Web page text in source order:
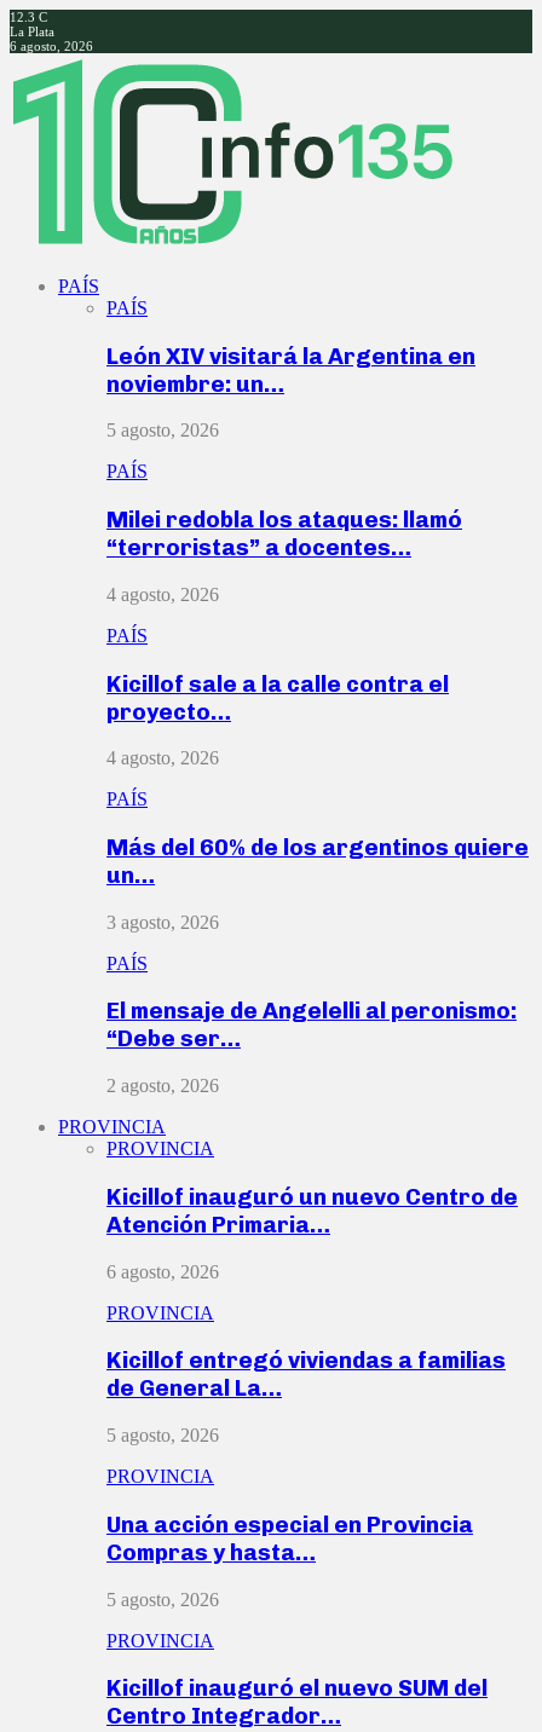
12.3 C
La Plata
6 agosto, 2026
Facebook
Twitter
Instagram
Youtube
PAÍS
PAÍS
León XIV visitará la Argentina en
noviembre: un…
5 agosto, 2026
PAÍS
Milei redobla los ataques: llamó
“terroristas” a docentes…
4 agosto, 2026
PAÍS
Kicillof sale a la calle contra el
proyecto…
4 agosto, 2026
PAÍS
Más del 60% de los argentinos quiere
un…
3 agosto, 2026
PAÍS
El mensaje de Angelelli al peronismo:
“Debe ser…
2 agosto, 2026
PROVINCIA
PROVINCIA
Kicillof inauguró un nuevo Centro de
Atención Primaria…
6 agosto, 2026
PROVINCIA
Kicillof entregó viviendas a familias
de General La…
5 agosto, 2026
PROVINCIA
Una acción especial en Provincia
Compras y hasta…
5 agosto, 2026
PROVINCIA
Kicillof inauguró el nuevo SUM del
Centro Integrador…